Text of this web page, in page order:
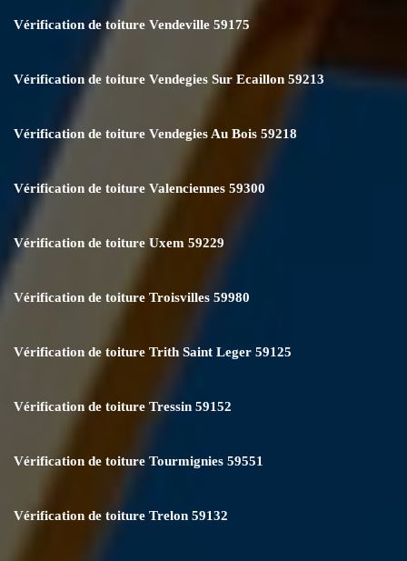
Vérification de toiture Vendeville 59175
Vérification de toiture Vendegies Sur Ecaillon 59213
Vérification de toiture Vendegies Au Bois 59218
Vérification de toiture Valenciennes 59300
Vérification de toiture Uxem 59229
Vérification de toiture Troisvilles 59980
Vérification de toiture Trith Saint Leger 59125
Vérification de toiture Tressin 59152
Vérification de toiture Tourmignies 59551
Vérification de toiture Trelon 59132